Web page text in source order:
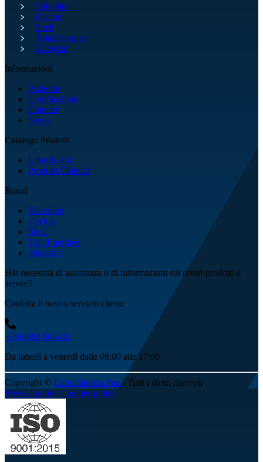
Valvoline
Cyclon
Shell
TotalEnergies
Allegrini
Informazioni
Azienda
Certificazioni
Contatti
News
Catalogo Prodotti
Lubrificanti
Prodotti Chimici
Brand
Valvoline
Cyclon
Shell
TotalEnergies
Allegrini
Hai necessità di assistenza o di informazioni sui nostri prodotti e
servizi?
Contatta il nostro servizio clienti
+39 0881 966611
Da lunedì a venerdì dalle 08:00 alle 17:00
Copyright © Lubrichimica Spa- Tutti i diritti riservati
Privacy policy Cookies policy